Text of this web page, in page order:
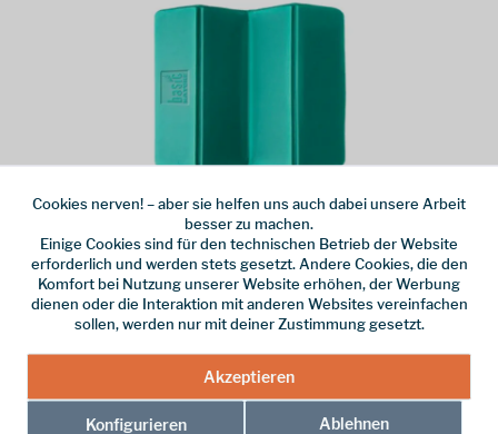
Dieser Artikel steht derzeit nicht zur Verfügung!
5,95 € *
zzgl. Versandkosten
Hersteller-Nr.:
Cookies nerven! – aber sie helfen uns auch dabei unsere Arbeit
besser zu machen.
Einige Cookies sind für den technischen Betrieb der Website
erforderlich und werden stets gesetzt. Andere Cookies, die den
Komfort bei Nutzung unserer Website erhöhen, der Werbung
dienen oder die Interaktion mit anderen Websites vereinfachen
sollen, werden nur mit deiner Zustimmung gesetzt.
Akzeptieren
Konfigurieren Ablehnen